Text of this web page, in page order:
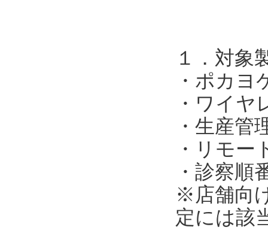
１．対象
・ポカヨ
・ワイヤ
・生産管
・リモ
・診察順
※店舗向
定には該